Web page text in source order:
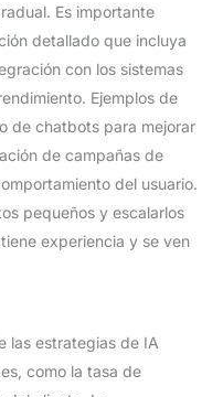
Es importante
detallado que incluya
con los sistemas
Ejemplos de
de chatbots para mejorar
de campañas de
del usuario.
pequeños y escalarlos
experiencia y se ven
las estrategias de IA
como la tasa de